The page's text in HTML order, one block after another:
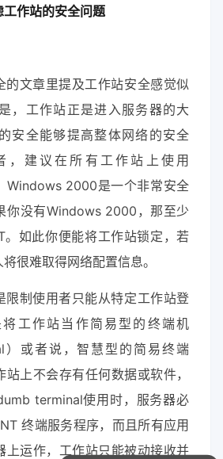
工作站的安全问题
的文章里提及工作站安全感觉似
，工作站正是进入服务器的大
安全能够提高整体网络的安全
，建议在所有工作站上使用
Windows 2000是一个非常安全
你没有Windows 2000，那至少
如此你便能将工作站锁定，若
将很难取得网络配置信息。
限制使用者只能从特定工作站登
工作站当作简易型的终端机
）或者说，智慧型的简易终端
上不会存有任何数据或软件，
terminal使用时，服务器必
终端服务程序，而且所有应用
上运作，工作站只能被动接收并